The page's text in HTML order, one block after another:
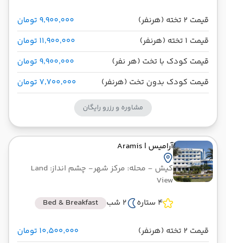
قیمت 2 تخته (هرنفر)
۹٬۹۰۰٬۰۰۰ تومان
قیمت 1 تخته (هرنفر)
۱۱٬۹۰۰٬۰۰۰ تومان
قیمت کودک با تخت (هر نفر)
۹٬۹۰۰٬۰۰۰ تومان
قیمت کودک بدون تخت (هرنفر)
۷٬۷۰۰٬۰۰۰ تومان
مشاوره و رزرو رایگان
آرامیس | Aramis
کیش - محله: مرکز شهر
- چشم انداز: Land
View
4 ستاره
2 شب Bed & Breakfast
قیمت 2 تخته (هرنفر) ۱۰٬۵۰۰٬۰۰۰ تومان